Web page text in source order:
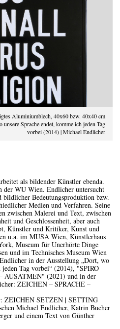
Aluminiumblech, 40x60 bzw. 40x40 cm
Sprache endet, komme ich jeden Tag
vorbei (2014) | Michael Endlicher
als bildender Künstler ebenda.
der WU Wien. Endlicher untersucht
bildlicher Bedeutungsproduktion bzw.
Medien und Verfahren. Seine
zwischen Malerei und Text, zwischen
und Geschlossenheit, aber auch
Künstler und Kritiker, Kunst und
u.a. im MUSA Wien, Künstlerhaus
Museum für Unerhörte Dinge
und im Technisches Museum Wien
in der Ausstellung „Dort, wo
jeden Tag vorbei“ (2014), "SPIRO
(2021) und in der
ZEICHEN – SPRACHE –
ZEICHEN SETZEN | SETTING
Michael Endlicher, Katrin Bucher
und einem Text von Günther